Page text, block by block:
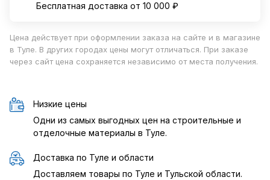
Бесплатная доставка от 10 000 ₽
Цена действует при оформлении заказа на сайте и в магазине
в Туле. В других городах цены могут отличаться. При заказе
через сайт цена сохраняется независимо от места получения.
Низкие цены
Одни из самых выгодных цен на строительные и
отделочные материалы в Туле.
Доставка по Туле и области
Доставляем товары по Туле и Тульской области.